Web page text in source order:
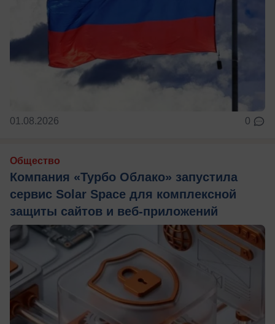
01.08.2026 0
Общество
Компания «Турбо Облако» запустила
сервис Solar Space для комплексной
защиты сайтов и веб-приложений